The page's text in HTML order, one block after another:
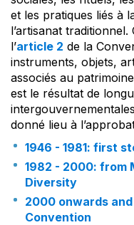
et les pratiques liés à
l’artisanat
l’article 2 de la
instruments, objets,
associés au
est le résultat de
donné lieu à
1946 - 1981: first
1982 - 2000: from
Diversity
2000 onwards
Convention